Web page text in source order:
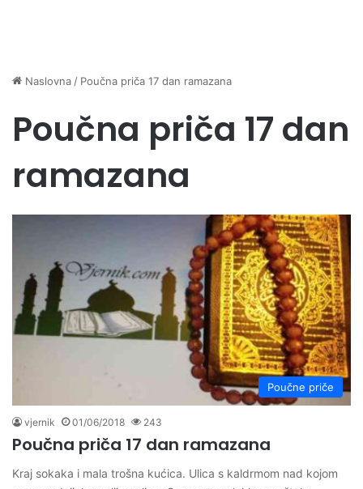
Naslovna / Poučna priča 17 dan ramazana
Poučna priča 17 dan
ramazana
Poučne priče
vjernik 01/06/2018 243
Poučna priča 17 dan ramazana
Kraj sokaka i mala trošna kućica. Ulica s kaldrmom nad kojom